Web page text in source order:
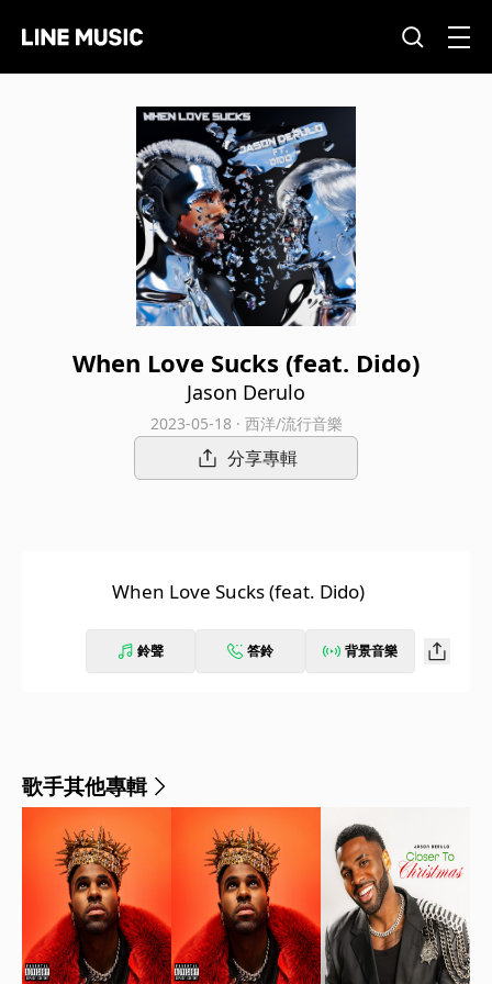
When Love Sucks (feat. Dido)
Jason Derulo
2023-05-18 · 西洋/流行音樂
分享專輯
When Love Sucks (feat. Dido)
鈴聲 答鈴 背景音樂
歌手其他專輯